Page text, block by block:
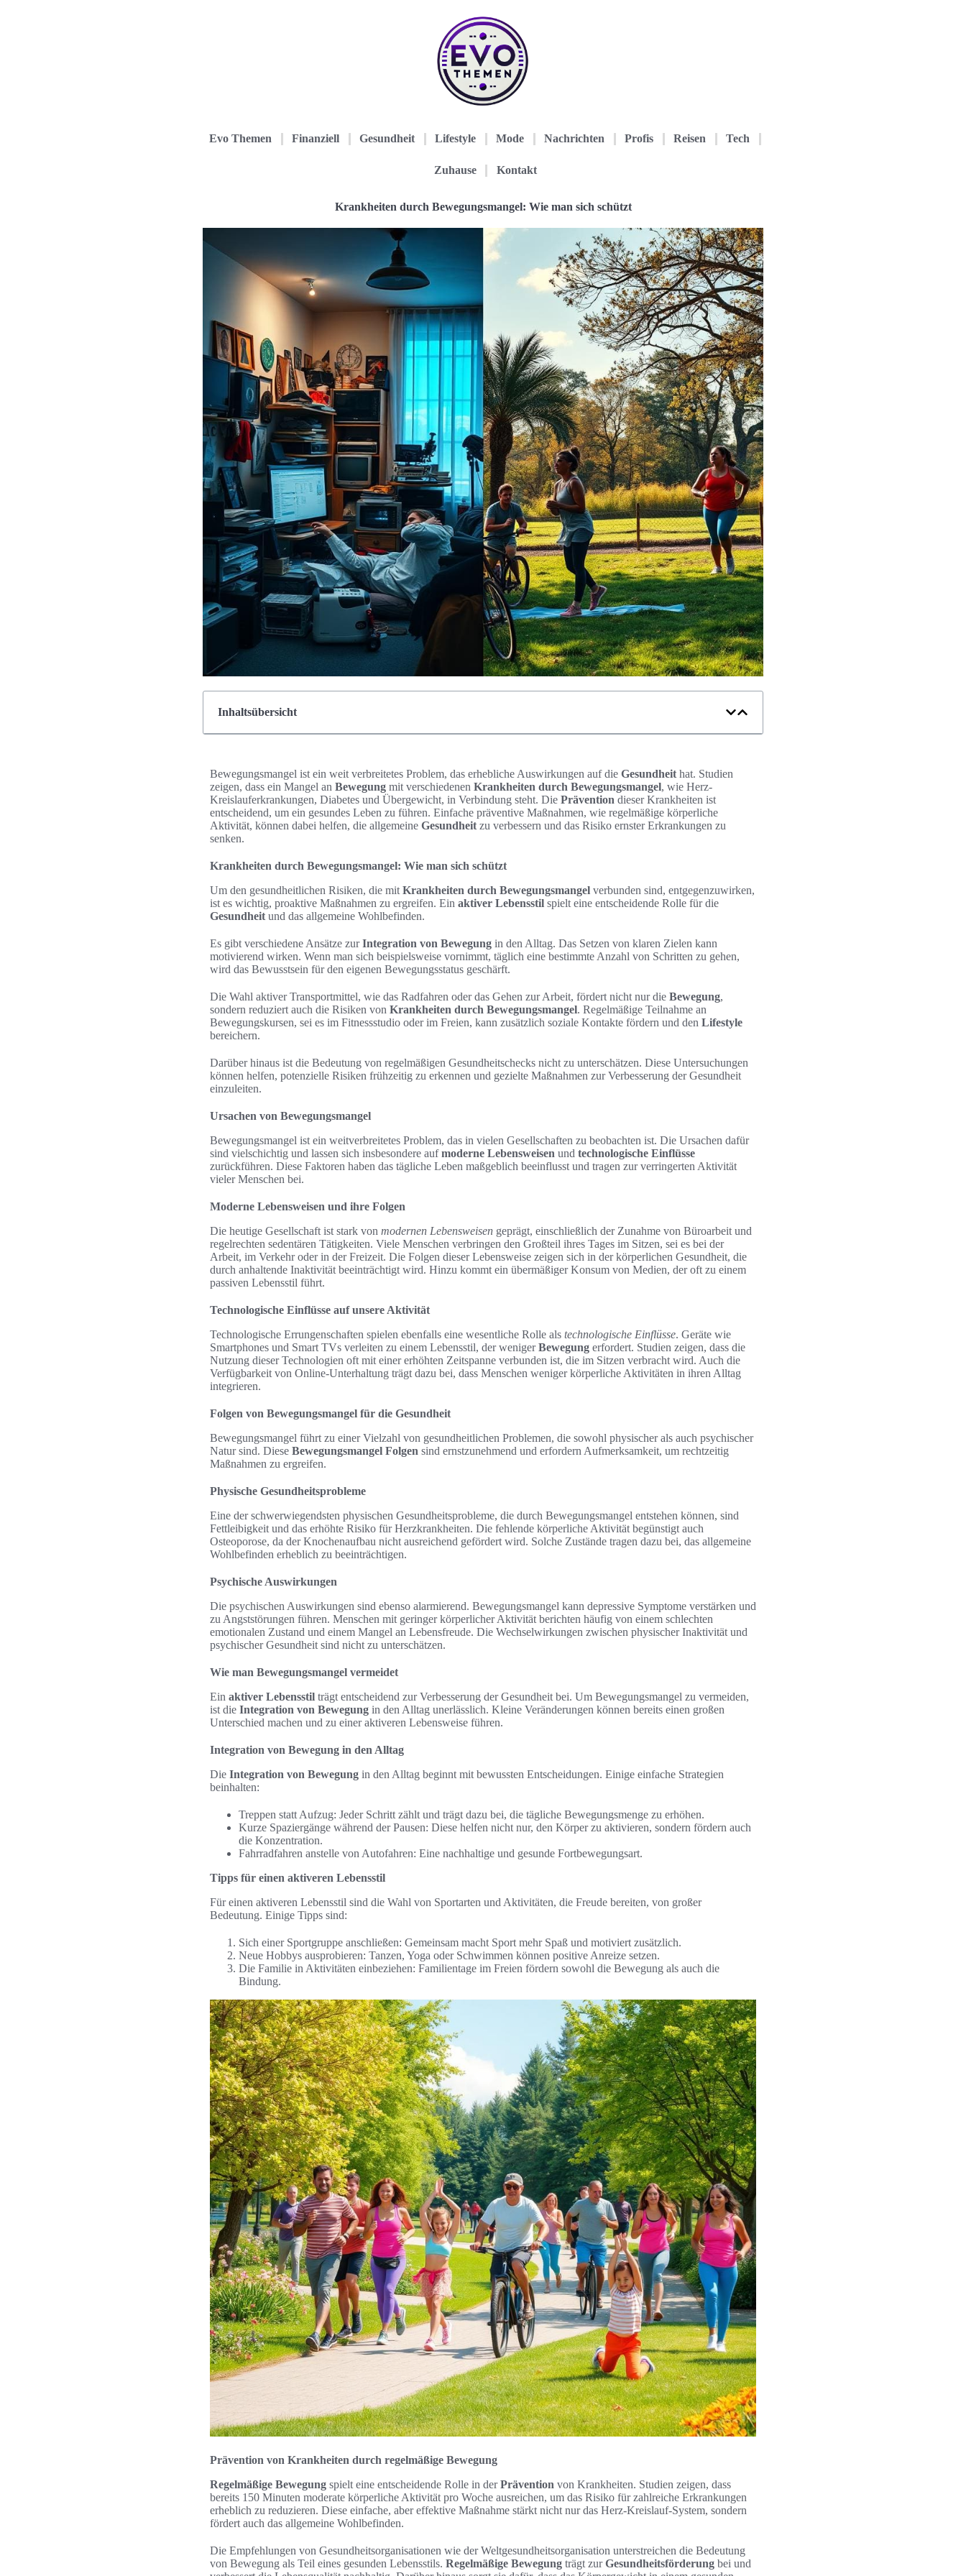
Evo Themen Finanziell Gesundheit Lifestyle Mode Nachrichten Profis Reisen Tech
Zuhause Kontakt
Krankheiten durch Bewegungsmangel: Wie man sich schützt
Inhaltsübersicht
Bewegungsmangel ist ein weit verbreitetes Problem, das erhebliche Auswirkungen auf die Gesundheit hat. Studien
zeigen, dass ein Mangel an Bewegung mit verschiedenen Krankheiten durch Bewegungsmangel, wie Herz-
Kreislauferkrankungen, Diabetes und Übergewicht, in Verbindung steht. Die Prävention dieser Krankheiten ist
entscheidend, um ein gesundes Leben zu führen. Einfache präventive Maßnahmen, wie regelmäßige körperliche
Aktivität, können dabei helfen, die allgemeine Gesundheit zu verbessern und das Risiko ernster Erkrankungen zu
senken.
Krankheiten durch Bewegungsmangel: Wie man sich schützt
Um den gesundheitlichen Risiken, die mit Krankheiten durch Bewegungsmangel verbunden sind, entgegenzuwirken,
ist es wichtig, proaktive Maßnahmen zu ergreifen. Ein aktiver Lebensstil spielt eine entscheidende Rolle für die
Gesundheit und das allgemeine Wohlbefinden.
Es gibt verschiedene Ansätze zurIntegration von Bewegung in den Alltag. Das Setzen von klaren Zielen kann
motivierend wirken. Wenn man sich beispielsweise vornimmt, täglich eine bestimmte Anzahl von Schritten zu gehen,
wird das Bewusstsein für den eigenen Bewegungsstatus geschärft.
Die Wahl aktiver Transportmittel, wie das Radfahren oder das Gehen zur Arbeit, fördert nicht nur die Bewegung,
sondern reduziert auch die Risiken von Krankheiten durch Bewegungsmangel. Regelmäßige Teilnahme an
Bewegungskursen, sei es im Fitnessstudio oder im Freien, kann zusätzlich soziale Kontakte fördern und den Lifestyle
bereichern.
Darüber hinaus ist die Bedeutung von regelmäßigen Gesundheitschecks nicht zu unterschätzen. Diese Untersuchungen
können helfen, potenzielle Risiken frühzeitig zu erkennen und gezielte Maßnahmen zur Verbesserung der Gesundheit
einzuleiten.
Ursachen von Bewegungsmangel
Bewegungsmangel ist ein weitverbreitetes Problem, das in vielen Gesellschaften zu beobachten ist. Die Ursachen dafür
sind vielschichtig und lassen sich insbesondere aufmoderne Lebensweisen und technologische Einflüsse
zurückführen. Diese Faktoren haben das tägliche Leben maßgeblich beeinflusst und tragen zur verringerten Aktivität
vieler Menschen bei.
Moderne Lebensweisen und ihre Folgen
Die heutige Gesellschaft ist stark von modernen Lebensweisen geprägt, einschließlich der Zunahme von Büroarbeit und
regelrechten sedentären Tätigkeiten. Viele Menschen verbringen den Großteil ihres Tages im Sitzen, sei es bei der
Arbeit, im Verkehr oder in der Freizeit. Die Folgen dieser Lebensweise zeigen sich in der körperlichen Gesundheit, die
durch anhaltende Inaktivität beeinträchtigt wird. Hinzu kommt ein übermäßiger Konsum von Medien, der oft zu einem
passiven Lebensstil führt.
Technologische Einflüsse auf unsere Aktivität
Technologische Errungenschaften spielen ebenfalls eine wesentliche Rolle als technologische Einflüsse. Geräte wie
Smartphones und Smart TVs verleiten zu einem Lebensstil, der wenigerBewegung erfordert. Studien zeigen, dass die
Nutzung dieser Technologien oft mit einer erhöhten Zeitspanne verbunden ist, die im Sitzen verbracht wird. Auch die
Verfügbarkeit von Online-Unterhaltung trägt dazu bei, dass Menschen weniger körperliche Aktivitäten in ihren Alltag
integrieren.
Folgen von Bewegungsmangel für die Gesundheit
Bewegungsmangel führt zu einer Vielzahl von gesundheitlichen Problemen, die sowohl physischer als auch psychischer
Natur sind. Diese Bewegungsmangel Folgen sind ernstzunehmend und erfordern Aufmerksamkeit, um rechtzeitig
Maßnahmen zu ergreifen.
Physische Gesundheitsprobleme
Eine der schwerwiegendsten physischen Gesundheitsprobleme, die durch Bewegungsmangel entstehen können, sind
Fettleibigkeit und das erhöhte Risiko für Herzkrankheiten. Die fehlende körperliche Aktivität begünstigt auch
Osteoporose, da der Knochenaufbau nicht ausreichend gefördert wird. Solche Zustände tragen dazu bei, das allgemeine
Wohlbefinden erheblich zu beeinträchtigen.
Psychische Auswirkungen
Die psychischen Auswirkungen sind ebenso alarmierend. Bewegungsmangel kann depressive Symptome verstärken und
zu Angststörungen führen. Menschen mit geringer körperlicher Aktivität berichten häufig von einem schlechten
emotionalen Zustand und einem Mangel an Lebensfreude. Die Wechselwirkungen zwischen physischer Inaktivität und
psychischer Gesundheit sind nicht zu unterschätzen.
Wie man Bewegungsmangel vermeidet
Ein aktiver Lebensstil trägt entscheidend zur Verbesserung der Gesundheit bei. Um Bewegungsmangel zu vermeiden,
ist die Integration von Bewegung in den Alltag unerlässlich. Kleine Veränderungen können bereits einen großen
Unterschied machen und zu einer aktiveren Lebensweise führen.
Integration von Bewegung in den Alltag
Die Integration von Bewegung in den Alltag beginnt mit bewussten Entscheidungen. Einige einfache Strategien
beinhalten:
Treppen statt Aufzug: Jeder Schritt zählt und trägt dazu bei, die tägliche Bewegungsmenge zu erhöhen.
Kurze Spaziergänge während der Pausen: Diese helfen nicht nur, den Körper zu aktivieren, sondern fördern auch
die Konzentration.
Fahrradfahren anstelle von Autofahren: Eine nachhaltige und gesunde Fortbewegungsart.
Tipps für einen aktiveren Lebensstil
Für einen aktiveren Lebensstil sind die Wahl von Sportarten und Aktivitäten, die Freude bereiten, von großer
Bedeutung. Einige Tipps sind:
Sich einer Sportgruppe anschließen: Gemeinsam macht Sport mehr Spaß und motiviert zusätzlich.
Neue Hobbys ausprobieren: Tanzen, Yoga oder Schwimmen können positive Anreize setzen.
Die Familie in Aktivitäten einbeziehen: Familientage im Freien fördern sowohl die Bewegung als auch die
Bindung.
Prävention von Krankheiten durch regelmäßige Bewegung
Regelmäßige Bewegung spielt eine entscheidende Rolle in derPrävention von Krankheiten. Studien zeigen, dass
bereits 150 Minuten moderate körperliche Aktivität pro Woche ausreichen, um das Risiko für zahlreiche Erkrankungen
erheblich zu reduzieren. Diese einfache, aber effektive Maßnahme stärkt nicht nur das Herz-Kreislauf-System, sondern
fördert auch das allgemeine Wohlbefinden.
Die Empfehlungen von Gesundheitsorganisationen wie der Weltgesundheitsorganisation unterstreichen die Bedeutung
von Bewegung als Teil eines gesunden Lebensstils. Regelmäßige Bewegung trägt zurGesundheitsförderung bei und